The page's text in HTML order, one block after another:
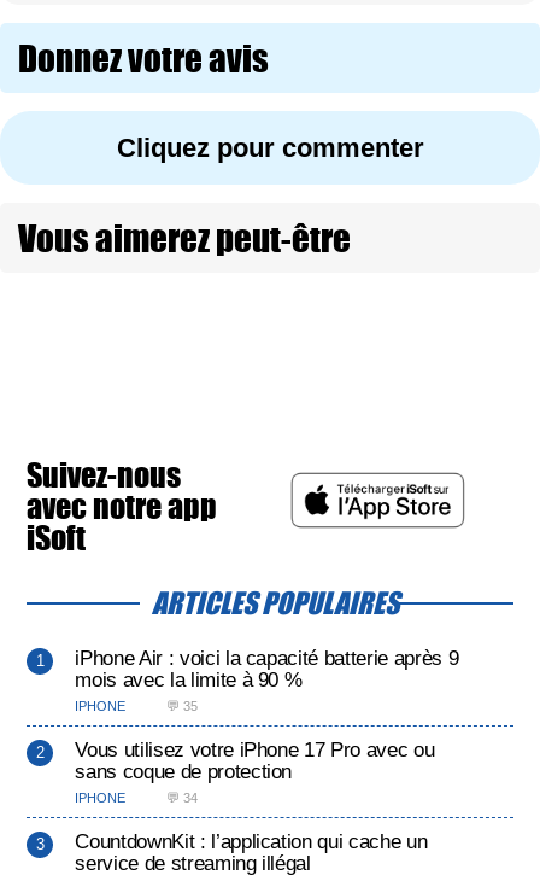
Donnez votre avis
Cliquez pour commenter
Vous aimerez peut-être
Suivez-nous
avec notre app
iSoft
ARTICLES POPULAIRES
iPhone Air : voici la capacité batterie après 9
mois avec la limite à 90 %
IPHONE 💬 35
Vous utilisez votre iPhone 17 Pro avec ou
sans coque de protection
IPHONE 💬 34
CountdownKit : l’application qui cache un
service de streaming illégal